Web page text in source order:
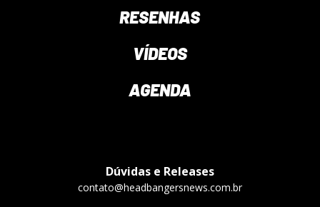
RESENHAS
VÍDEOS
AGENDA
Dúvidas e Releases
contato@headbangersnews.com.br